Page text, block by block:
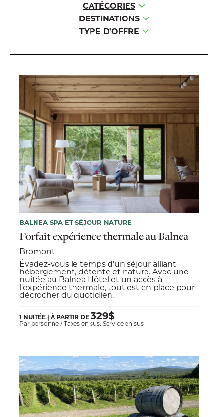
CATÉGORIES
DESTINATIONS
TYPE D'OFFRE
BALNEA SPA ET SÉJOUR NATURE
Forfait expérience thermale au Balnea
Bromont
Évadez-vous le temps d'un séjour alliant
hébergement, détente et nature. Avec une
nuitée au Balnea Hôtel et un accès à
l'expérience thermale, tout est en place pour
décrocher du quotidien.
1 NUITÉE | À PARTIR DE329$
Par personne / Taxes en sus, Service en sus